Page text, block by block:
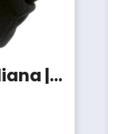
Fleece muts Elliana | 200 g/m²